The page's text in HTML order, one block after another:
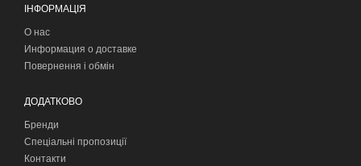
ІНФОРМАЦІЯ
О нас
Информация о доставке
Повернення і обмін
ДОДАТКОВО
Бренди
Спеціальні пропозиції
Контакти